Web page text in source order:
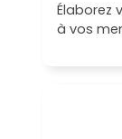
Élaborez
à vos